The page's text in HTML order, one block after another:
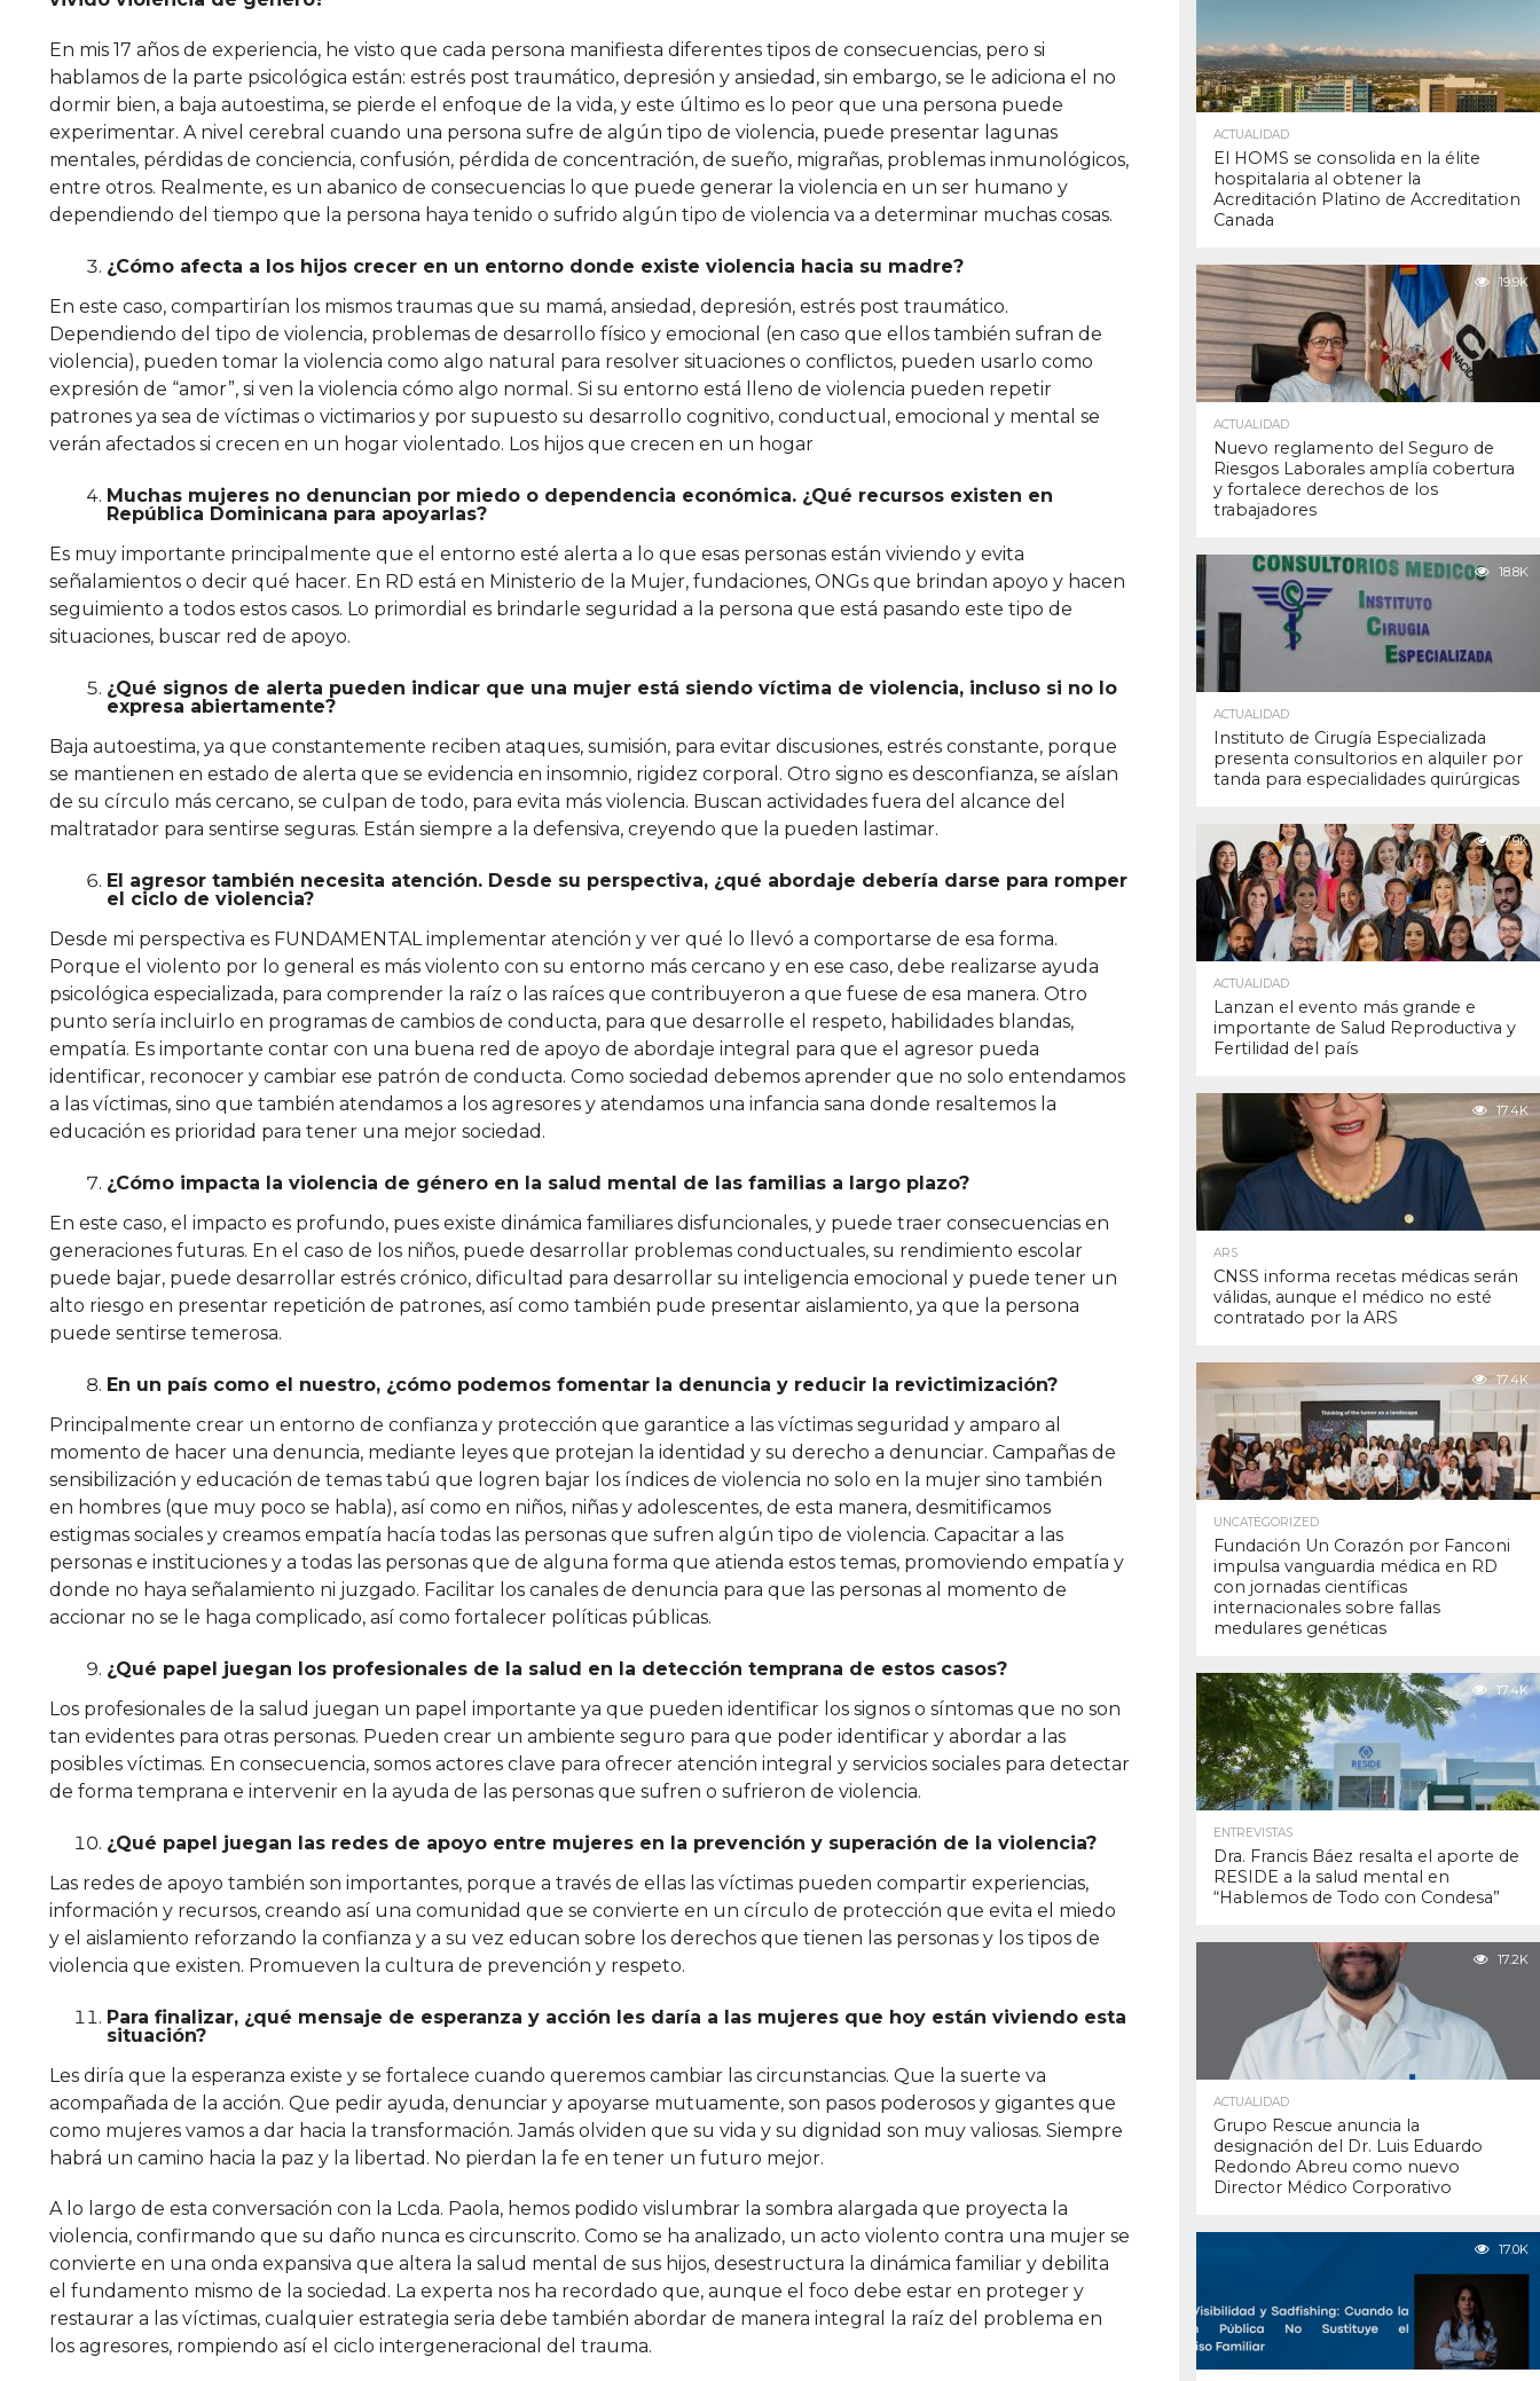
En mis 17 años de experiencia, he visto que cada persona manifiesta diferentes tipos de consecuencias, pero si
hablamos de la parte psicológica están: estrés post traumático, depresión y ansiedad, sin embargo, se le adiciona el no
dormir bien, a baja autoestima, se pierde el enfoque de la vida, y este último es lo peor que una persona puede
experimentar. A nivel cerebral cuando una persona sufre de algún tipo de violencia, puede presentar lagunas
mentales, pérdidas de conciencia, confusión, pérdida de concentración, de sueño, migrañas, problemas inmunológicos,
entre otros. Realmente, es un abanico de consecuencias lo que puede generar la violencia en un ser humano y
dependiendo del tiempo que la persona haya tenido o sufrido algún tipo de violencia va a determinar muchas cosas.
¿Cómo afecta a los hijos crecer en un entorno donde existe violencia hacia su madre?
En este caso, compartirían los mismos traumas que su mamá, ansiedad, depresión, estrés post traumático.
Dependiendo del tipo de violencia, problemas de desarrollo físico y emocional (en caso que ellos también sufran de
violencia), pueden tomar la violencia como algo natural para resolver situaciones o conflictos, pueden usarlo como
expresión de “amor”, si ven la violencia cómo algo normal. Si su entorno está lleno de violencia pueden repetir
patrones ya sea de víctimas o victimarios y por supuesto su desarrollo cognitivo, conductual, emocional y mental se
verán afectados si crecen en un hogar violentado. Los hijos que crecen en un hogar
Muchas mujeres no denuncian por miedo o dependencia económica. ¿Qué recursos existen en
República Dominicana para apoyarlas?
Es muy importante principalmente que el entorno esté alerta a lo que esas personas están viviendo y evita
señalamientos o decir qué hacer. En RD está en Ministerio de la Mujer, fundaciones, ONGs que brindan apoyo y hacen
seguimiento a todos estos casos. Lo primordial es brindarle seguridad a la persona que está pasando este tipo de
situaciones, buscar red de apoyo.
¿Qué signos de alerta pueden indicar que una mujer está siendo víctima de violencia, incluso si no lo
expresa abiertamente?
Baja autoestima, ya que constantemente reciben ataques, sumisión, para evitar discusiones, estrés constante, porque
se mantienen en estado de alerta que se evidencia en insomnio, rigidez corporal. Otro signo es desconfianza, se aíslan
de su círculo más cercano, se culpan de todo, para evita más violencia. Buscan actividades fuera del alcance del
maltratador para sentirse seguras. Están siempre a la defensiva, creyendo que la pueden lastimar.
El agresor también necesita atención. Desde su perspectiva, ¿qué abordaje debería darse para romper
el ciclo de violencia?
Desde mi perspectiva es FUNDAMENTAL implementar atención y ver qué lo llevó a comportarse de esa forma.
Porque el violento por lo general es más violento con su entorno más cercano y en ese caso, debe realizarse ayuda
psicológica especializada, para comprender la raíz o las raíces que contribuyeron a que fuese de esa manera. Otro
punto sería incluirlo en programas de cambios de conducta, para que desarrolle el respeto, habilidades blandas,
empatía. Es importante contar con una buena red de apoyo de abordaje integral para que el agresor pueda
identificar, reconocer y cambiar ese patrón de conducta. Como sociedad debemos aprender que no solo entendamos
a las víctimas, sino que también atendamos a los agresores y atendamos una infancia sana donde resaltemos la
educación es prioridad para tener una mejor sociedad.
¿Cómo impacta la violencia de género en la salud mental de las familias a largo plazo?
En este caso, el impacto es profundo, pues existe dinámica familiares disfuncionales, y puede traer consecuencias en
generaciones futuras. En el caso de los niños, puede desarrollar problemas conductuales, su rendimiento escolar
puede bajar, puede desarrollar estrés crónico, dificultad para desarrollar su inteligencia emocional y puede tener un
alto riesgo en presentar repetición de patrones, así como también pude presentar aislamiento, ya que la persona
puede sentirse temerosa.
En un país como el nuestro, ¿cómo podemos fomentar la denuncia y reducir la revictimización?
Principalmente crear un entorno de confianza y protección que garantice a las víctimas seguridad y amparo al
momento de hacer una denuncia, mediante leyes que protejan la identidad y su derecho a denunciar. Campañas de
sensibilización y educación de temas tabú que logren bajar los índices de violencia no solo en la mujer sino también
en hombres (que muy poco se habla), así como en niños, niñas y adolescentes, de esta manera, desmitificamos
estigmas sociales y creamos empatía hacía todas las personas que sufren algún tipo de violencia. Capacitar a las
personas e instituciones y a todas las personas que de alguna forma que atienda estos temas, promoviendo empatía y
donde no haya señalamiento ni juzgado. Facilitar los canales de denuncia para que las personas al momento de
accionar no se le haga complicado, así como fortalecer políticas públicas.
¿Qué papel juegan los profesionales de la salud en la detección temprana de estos casos?
Los profesionales de la salud juegan un papel importante ya que pueden identificar los signos o síntomas que no son
tan evidentes para otras personas. Pueden crear un ambiente seguro para que poder identificar y abordar a las
posibles víctimas. En consecuencia, somos actores clave para ofrecer atención integral y servicios sociales para detectar
de forma temprana e intervenir en la ayuda de las personas que sufren o sufrieron de violencia.
¿Qué papel juegan las redes de apoyo entre mujeres en la prevención y superación de la violencia?
Las redes de apoyo también son importantes, porque a través de ellas las víctimas pueden compartir experiencias,
información y recursos, creando así una comunidad que se convierte en un círculo de protección que evita el miedo
y el aislamiento reforzando la confianza y a su vez educan sobre los derechos que tienen las personas y los tipos de
violencia que existen. Promueven la cultura de prevención y respeto.
Para finalizar, ¿qué mensaje de esperanza y acción les daría a las mujeres que hoy están viviendo esta
situación?
Les diría que la esperanza existe y se fortalece cuando queremos cambiar las circunstancias. Que la suerte va
acompañada de la acción. Que pedir ayuda, denunciar y apoyarse mutuamente, son pasos poderosos y gigantes que
como mujeres vamos a dar hacia la transformación. Jamás olviden que su vida y su dignidad son muy valiosas. Siempre
habrá un camino hacia la paz y la libertad. No pierdan la fe en tener un futuro mejor.
A lo largo de esta conversación con la Lcda. Paola, hemos podido vislumbrar la sombra alargada que proyecta la
violencia, confirmando que su daño nunca es circunscrito. Como se ha analizado, un acto violento contra una mujer se
convierte en una onda expansiva que altera la salud mental de sus hijos, desestructura la dinámica familiar y debilita
el fundamento mismo de la sociedad. La experta nos ha recordado que, aunque el foco debe estar en proteger y
restaurar a las víctimas, cualquier estrategia seria debe también abordar de manera integral la raíz del problema en
los agresores, rompiendo así el ciclo intergeneracional del trauma.
ACTUALIDAD
El HOMS se consolida en la élite
hospitalaria al obtener la
Acreditación Platino de Accreditation
Canada
19.9K
ACTUALIDAD
Nuevo reglamento del Seguro de
Riesgos Laborales amplía cobertura
y fortalece derechos de los
trabajadores
18.8K
ACTUALIDAD
Instituto de Cirugía Especializada
presenta consultorios en alquiler por
tanda para especialidades quirúrgicas
17.9K
ACTUALIDAD
Lanzan el evento más grande e
importante de Salud Reproductiva y
Fertilidad del país
17.4K
ARS
CNSS informa recetas médicas serán
válidas, aunque el médico no esté
contratado por la ARS
17.4K
UNCATEGORIZED
Fundación Un Corazón por Fanconi
impulsa vanguardia médica en RD
con jornadas científicas
internacionales sobre fallas
medulares genéticas
17.4K
ENTREVISTAS
Dra. Francis Báez resalta el aporte de
RESIDE a la salud mental en
“Hablemos de Todo con Condesa”
17.2K
ACTUALIDAD
Grupo Rescue anuncia la
designación del Dr. Luis Eduardo
Redondo Abreu como nuevo
Director Médico Corporativo
17.0K